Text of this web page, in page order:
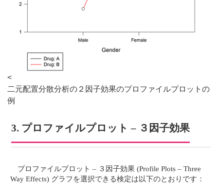
<
二元配置分散分析の２因子効果のプロファイルプロットの
例
3. プロファイルプロット – ３因子効果
プロファイルプロット – ３因子効果 (Profile Plots – Three
Way Effects) グラフを選択できる検定は以下のとおりです：